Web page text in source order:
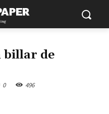
billar de
0 496